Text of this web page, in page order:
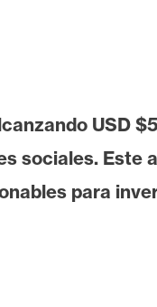
USD
sociales. Este
para